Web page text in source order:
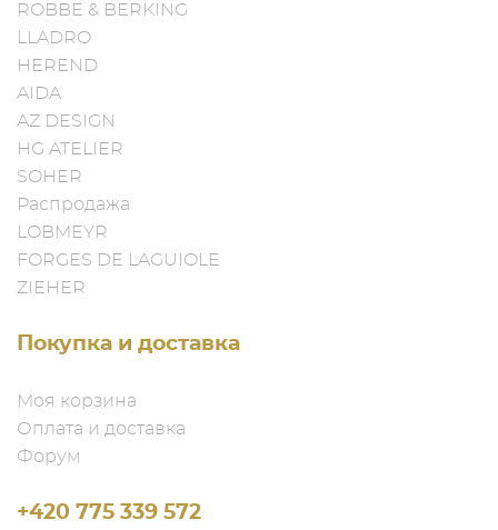
ROBBE & BERKING
LLADRO
HEREND
AIDA
AZ DESIGN
HG ATELIER
SOHER
Распродажа
LOBMEYR
FORGES DE LAGUIOLE
ZIEHER
Покупка и доставка
Моя корзина
Оплата и доставка
Форум
+420 775 339 572